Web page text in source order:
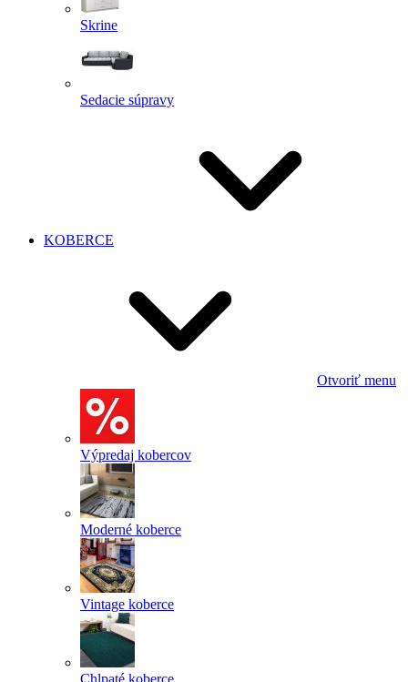
Skrine
Sedacie súpravy
KOBERCE
Otvoriť menu
Výpredaj kobercov
Moderné koberce
Vintage koberce
Chlpaté koberce